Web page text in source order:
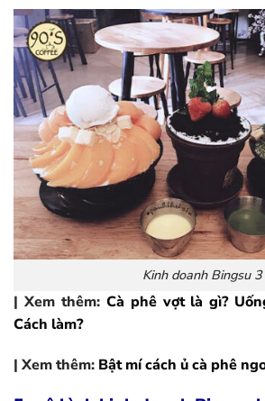
Kinh doanh Bingsu 3
| Xem thêm: Cà phê vợt là gì?
Cách làm?
| Xem thêm: Bật mí cách ủ cà phê